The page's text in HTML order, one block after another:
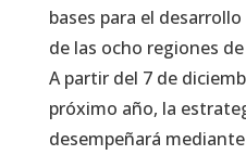
bases para el
de las ocho regiones
A partir del 7 de
próximo año, la
desempeñará